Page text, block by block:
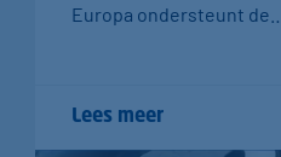
Europa ondersteunt de…
Lees meer